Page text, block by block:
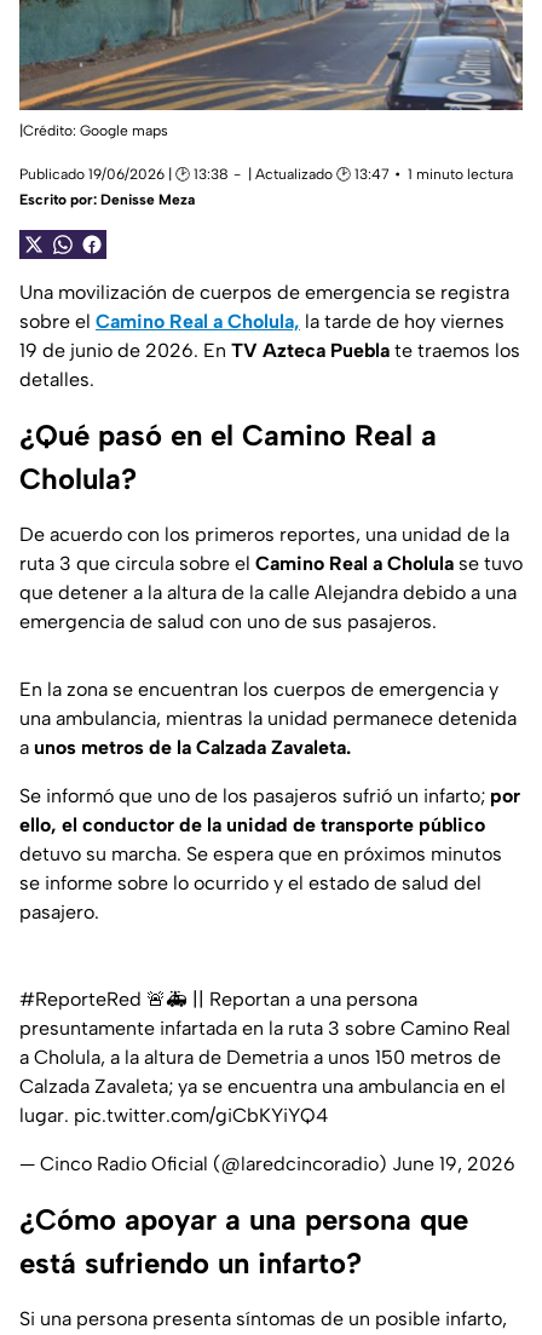
|Crédito: Google maps
Publicado 19/06/2026 | 🕑 13:38 | Actualizado 🕑 13:47
1 minuto lectura
Escrito por: Denisse Meza
Una movilización de cuerpos de emergencia se registra
sobre el Camino Real a Cholula, la tarde de hoy viernes
19 de junio de 2026. En TV Azteca Puebla te traemos los
detalles.
¿Qué pasó en el Camino Real a
Cholula?
De acuerdo con los primeros reportes, una unidad de la
ruta 3 que circula sobre el Camino Real a Cholula se tuvo
que detener a la altura de la calle Alejandra debido a una
emergencia de salud con uno de sus pasajeros.
En la zona se encuentran los cuerpos de emergencia y
una ambulancia, mientras la unidad permanece detenida
a unos metros de la Calzada Zavaleta.
Se informó que uno de los pasajeros sufrió un infarto; por
ello, el conductor de la unidad de transporte público
detuvo su marcha. Se espera que en próximos minutos
se informe sobre lo ocurrido y el estado de salud del
pasajero.
#ReporteRed 🚨🚑 || Reportan a una persona
presuntamente infartada en la ruta 3 sobre Camino Real
a Cholula, a la altura de Demetria a unos 150 metros de
Calzada Zavaleta; ya se encuentra una ambulancia en el
lugar. pic.twitter.com/giCbKYiYQ4
— Cinco Radio Oficial (@laredcincoradio) June 19, 2026
¿Cómo apoyar a una persona que
está sufriendo un infarto?
Si una persona presenta síntomas de un posible infarto,